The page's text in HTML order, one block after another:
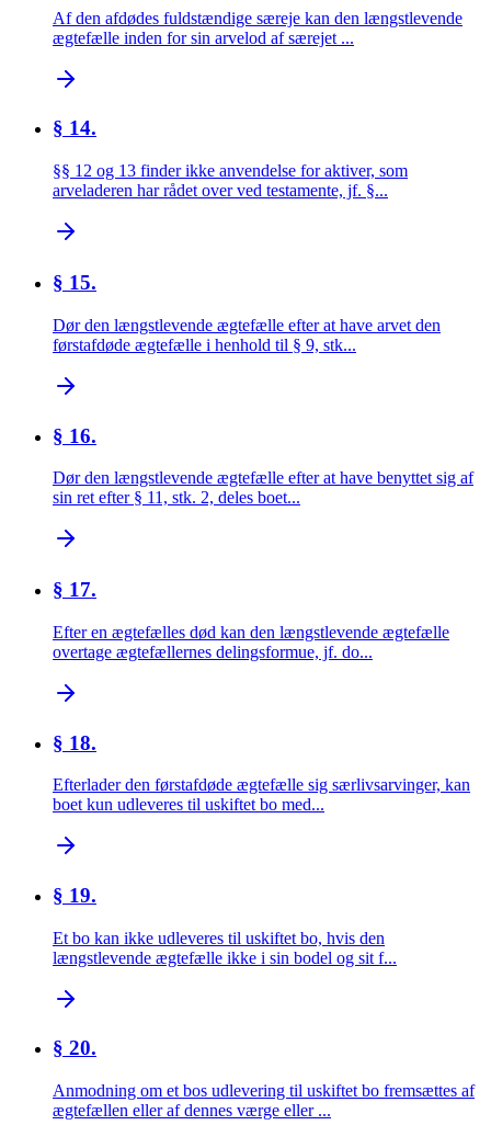
Af den afdødes fuldstændige særeje kan den længstlevende
ægtefælle inden for sin arvelod af særejet ...
§ 14.
§§ 12 og 13 finder ikke anvendelse for aktiver, som
arveladeren har rådet over ved testamente, jf. §...
§ 15.
Dør den længstlevende ægtefælle efter at have arvet den
førstafdøde ægtefælle i henhold til § 9, stk...
§ 16.
Dør den længstlevende ægtefælle efter at have benyttet sig af
sin ret efter § 11, stk. 2, deles boet...
§ 17.
Efter en ægtefælles død kan den længstlevende ægtefælle
overtage ægtefællernes delingsformue, jf. do...
§ 18.
Efterlader den førstafdøde ægtefælle sig særlivsarvinger, kan
boet kun udleveres til uskiftet bo med...
§ 19.
Et bo kan ikke udleveres til uskiftet bo, hvis den
længstlevende ægtefælle ikke i sin bodel og sit f...
§ 20.
Anmodning om et bos udlevering til uskiftet bo fremsættes af
ægtefællen eller af dennes værge eller ...